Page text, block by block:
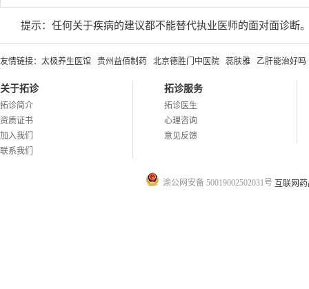
提示：任何关于疾病的建议都不能替代执业医师的面对面诊断
友情链接： 太极养生医馆 贵州益佰制药 北京德胜门中医院 蕊肤雅 乙肝能治好吗
关于拓诊
拓诊简介
资质证书
加入我们
联系我们
拓诊服务
拓诊医生
心理咨询
意见反馈
渝公网安备 50019002502031号 互联网